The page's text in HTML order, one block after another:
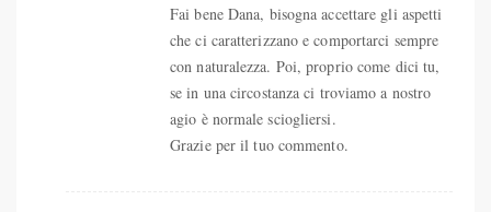
Fai bene Dana, bisogna accettare gli aspetti
che ci caratterizzano e comportarci sempre
con naturalezza. Poi, proprio come dici tu,
se in una circostanza ci troviamo a nostro
agio è normale sciogliersi.
Grazie per il tuo commento.